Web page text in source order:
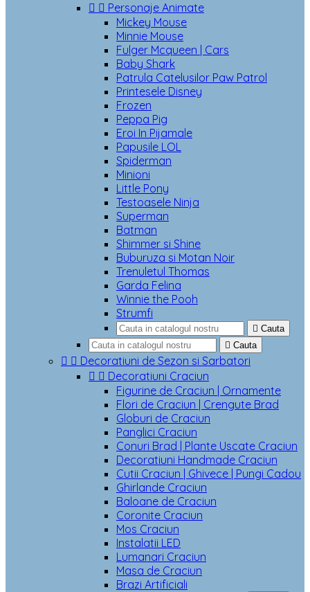
  Personaje Animate
Mickey Mouse
Minnie Mouse
Fulger Mcqueen | Cars
Baby Shark
Patrula Catelusilor Paw Patrol
Printesele Disney
Frozen
Peppa Pig
Eroi In Pijamale
Papusile LOL
Spiderman
Minioni
Little Pony
Testoasele Ninja
Superman
Batman
Shimmer si Shine
Buburuza si Motan Noir
Trenuletul Thomas
Garda Felina
Winnie the Pooh
Strumfi
 Cauta
 Cauta
  Decoratiuni de Sezon si Sarbatori
  Decoratiuni Craciun
Figurine de Craciun | Ornamente
Flori de Craciun | Crengute Brad
Globuri de Craciun
Panglici Craciun
Conuri Brad | Plante Uscate Craciun
Decoratiuni Handmade Craciun
Cutii Craciun | Ghivece | Pungi Cadou
Ghirlande Craciun
Baloane de Craciun
Coronite Craciun
Mos Craciun
Instalatii LED
Lumanari Craciun
Masa de Craciun
Brazi Artificiali